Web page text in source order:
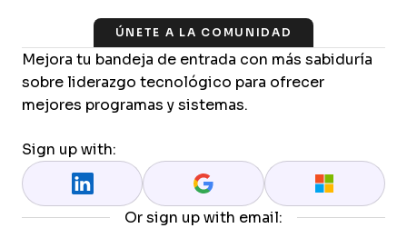
ÚNETE A LA COMUNIDAD
Mejora tu bandeja de entrada con más sabiduría
sobre liderazgo tecnológico para ofrecer
mejores programas y sistemas.
Sign up with:
Or sign up with email: